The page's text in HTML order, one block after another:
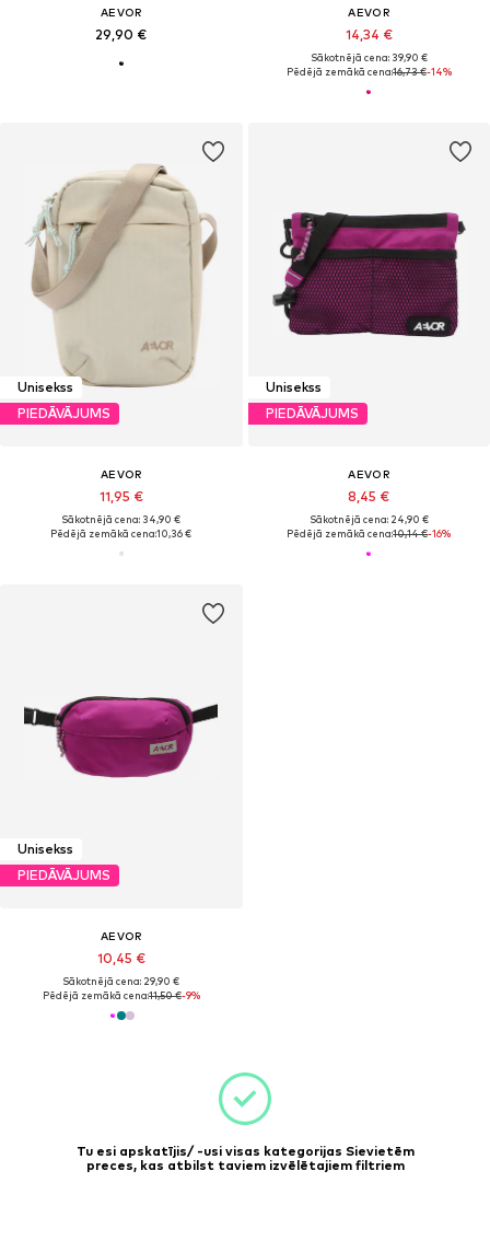
AEVOR
29,90 €
AEVOR
14,34 €
Sākotnējā cena: 39,90 €
Pēdējā zemākā cena:16,73 €-14%
Unisekss
PIEDĀVĀJUMS
AEVOR
11,95 €
Sākotnējā cena: 34,90 €
Pēdējā zemākā cena:10,36 €
Unisekss
PIEDĀVĀJUMS
AEVOR
8,45 €
Sākotnējā cena: 24,90 €
Pēdējā zemākā cena:10,14 €-16%
Unisekss
PIEDĀVĀJUMS
AEVOR
10,45 €
Sākotnējā cena: 29,90 €
Pēdējā zemākā cena:11,50 €-9%
Tu esi apskatījis/ -usi visas kategorijas Sievietēm
preces, kas atbilst taviem izvēlētajiem filtriem